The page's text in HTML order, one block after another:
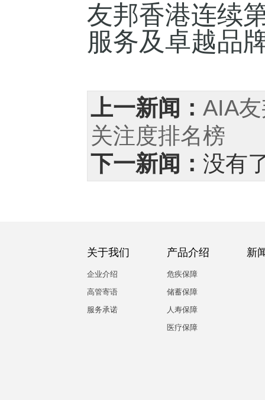
友邦香港连续
服务及卓越品
上一新闻： AIA
关注度排名榜
下一新闻： 没有
关于我们
企业介绍
高管寄语
服务承诺
产品介绍
危疾保障
储蓄保障
人寿保障
医疗保障
新